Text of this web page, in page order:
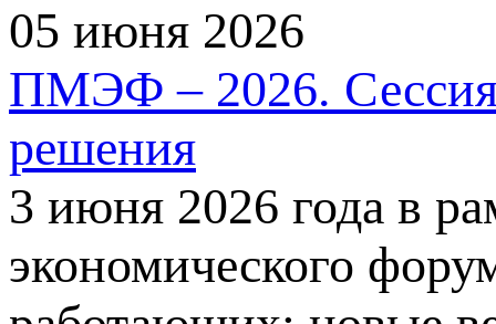
05 июня 2026
ПМЭФ – 2026. Сессия
решения
3 июня 2026 года в
экономического